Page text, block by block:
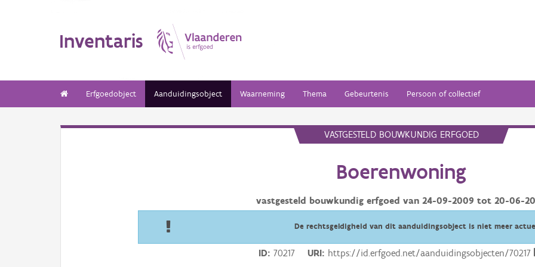
Inventaris
Erfgoedobject Aanduidingsobject Waarneming Thema Gebeurtenis Persoon of collectief
VASTGESTELD BOUWKUNDIG ERFGOED
Boerenwoning
vastgesteld bouwkundig erfgoed van24-09-2009 tot20-06-
De rechtsgeldigheid van dit aanduidingsobject is niet meer
ID 70217 URI https://id.erfgoed.net/aanduidingsobjecten/70217